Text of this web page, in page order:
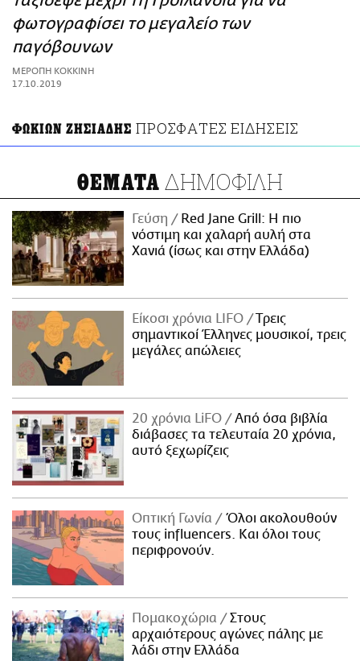
ΑΜΠΑ
PRINT
φωτογραφίσει το μεγαλείο των
παγόβουνων
ΜΕΡΟΠΗ ΚΟΚΚΙΝΗ
17.10.2019
ΦΩΚΙΩΝ ΖΗΣΙΑΔΗΣ ΠΡΟΣΦΑΤΕΣ ΕΙΔΗΣΕΙΣ
ΘΕΜΑΤΑ ΔΗΜΟΦΙΛΗ
Γεύση
Red Jane Grill: Η πιο
νόστιμη και χαλαρή αυλή στα
Χανιά (ίσως και στην Ελλάδα)
Είκοσι χρόνια LIFO
Tρεις
σημαντικοί Έλληνες μουσικοί, τρεις
μεγάλες απώλειες
20 χρόνια LiFO
Από όσα βιβλία
διάβασες τα τελευταία 20 χρόνια,
αυτό ξεχωρίζεις
Οπτική Γωνία
Όλοι ακολουθούν
τους influencers. Και όλοι τους
περιφρονούν.
Πομακοχώρια
Στους
αρχαιότερους αγώνες πάλης με
λάδι στην Ελλάδα